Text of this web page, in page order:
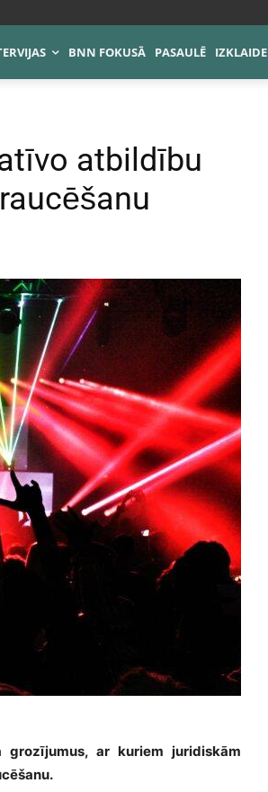
BNN FOKUSĀ PASAULĒ IZKLAIDE
atbildību
grozījumus, ar kuriem juridiskām